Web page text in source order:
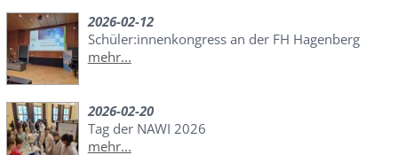
2026-02-12
Schüler:innenkongress an der FH Hagenberg
mehr...
2026-02-20
Tag der NAWI 2026
mehr...